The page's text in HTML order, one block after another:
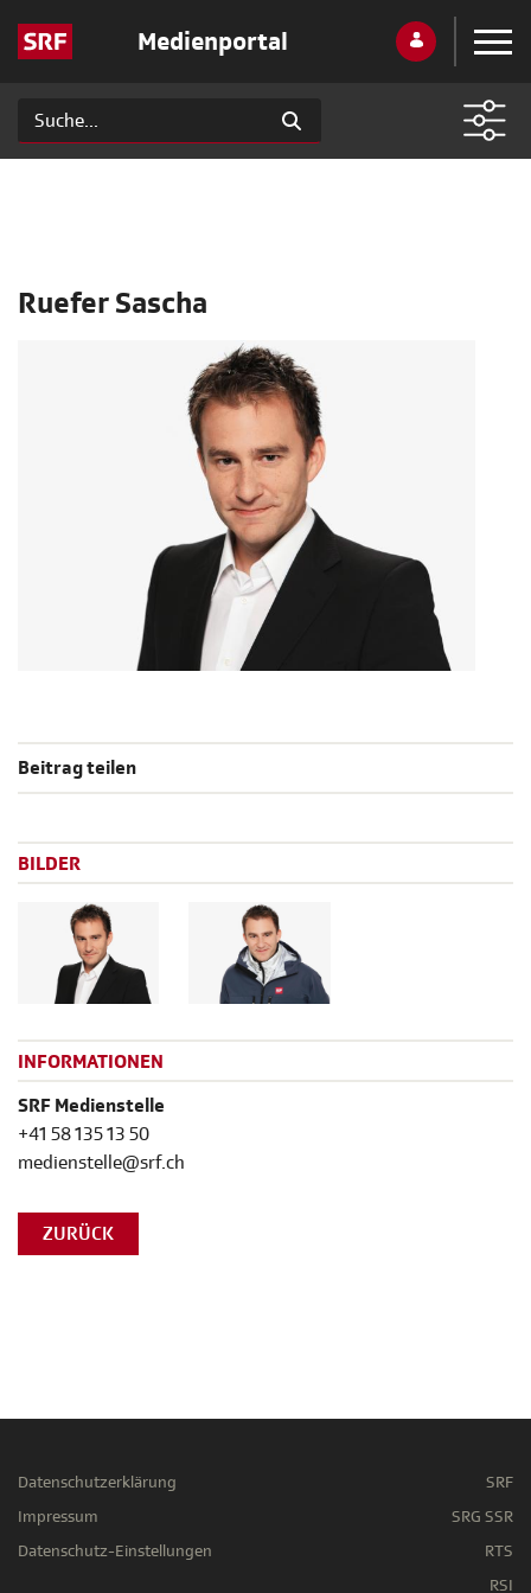
Medienportal
Ruefer Sascha
Beitrag teilen
BILDER
INFORMATIONEN
SRF Medienstelle
+41 58 135 13 50
medienstelle@srf.ch
ZURÜCK
Datenschutzerklärung
Impressum
Datenschutz-Einstellungen
SRF
SRG SSR
RTS
RSI